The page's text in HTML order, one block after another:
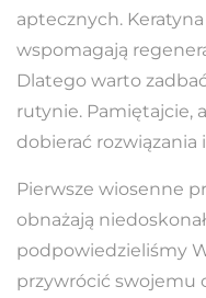
aptecznych.
wspomagają
Dlatego warto
rutynie. Pamiętajcie,
dobierać
Pierwsze wiosenne
obnażają
podpowiedzieliśmy
przywrócić swojemu